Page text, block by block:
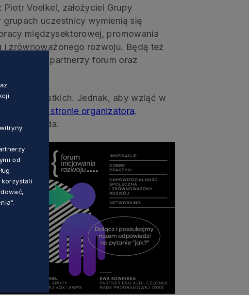
Voelkel, założyciel Grupy
grupach uczestnicy wymienią się
międzysektorowej, promowania
i zrównoważonego rozwoju. Będą też
się partnerzy forum oraz
dla wszystkich. Jednak, aby wziąć w
na stronie organizatora.
21 listopada.
od
korzystali